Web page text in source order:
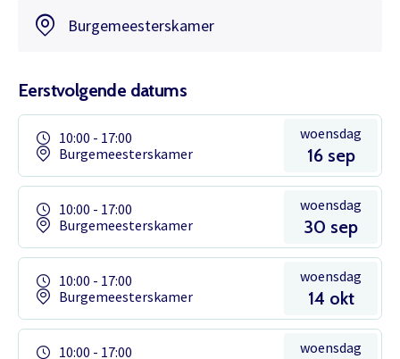
Burgemeesterskamer
Eerstvolgende datums
10:00 - 17:00
Burgemeesterskamer
woensdag
16 sep
10:00 - 17:00
Burgemeesterskamer
woensdag
30 sep
10:00 - 17:00
Burgemeesterskamer
woensdag
14 okt
10:00 - 17:00
woensdag